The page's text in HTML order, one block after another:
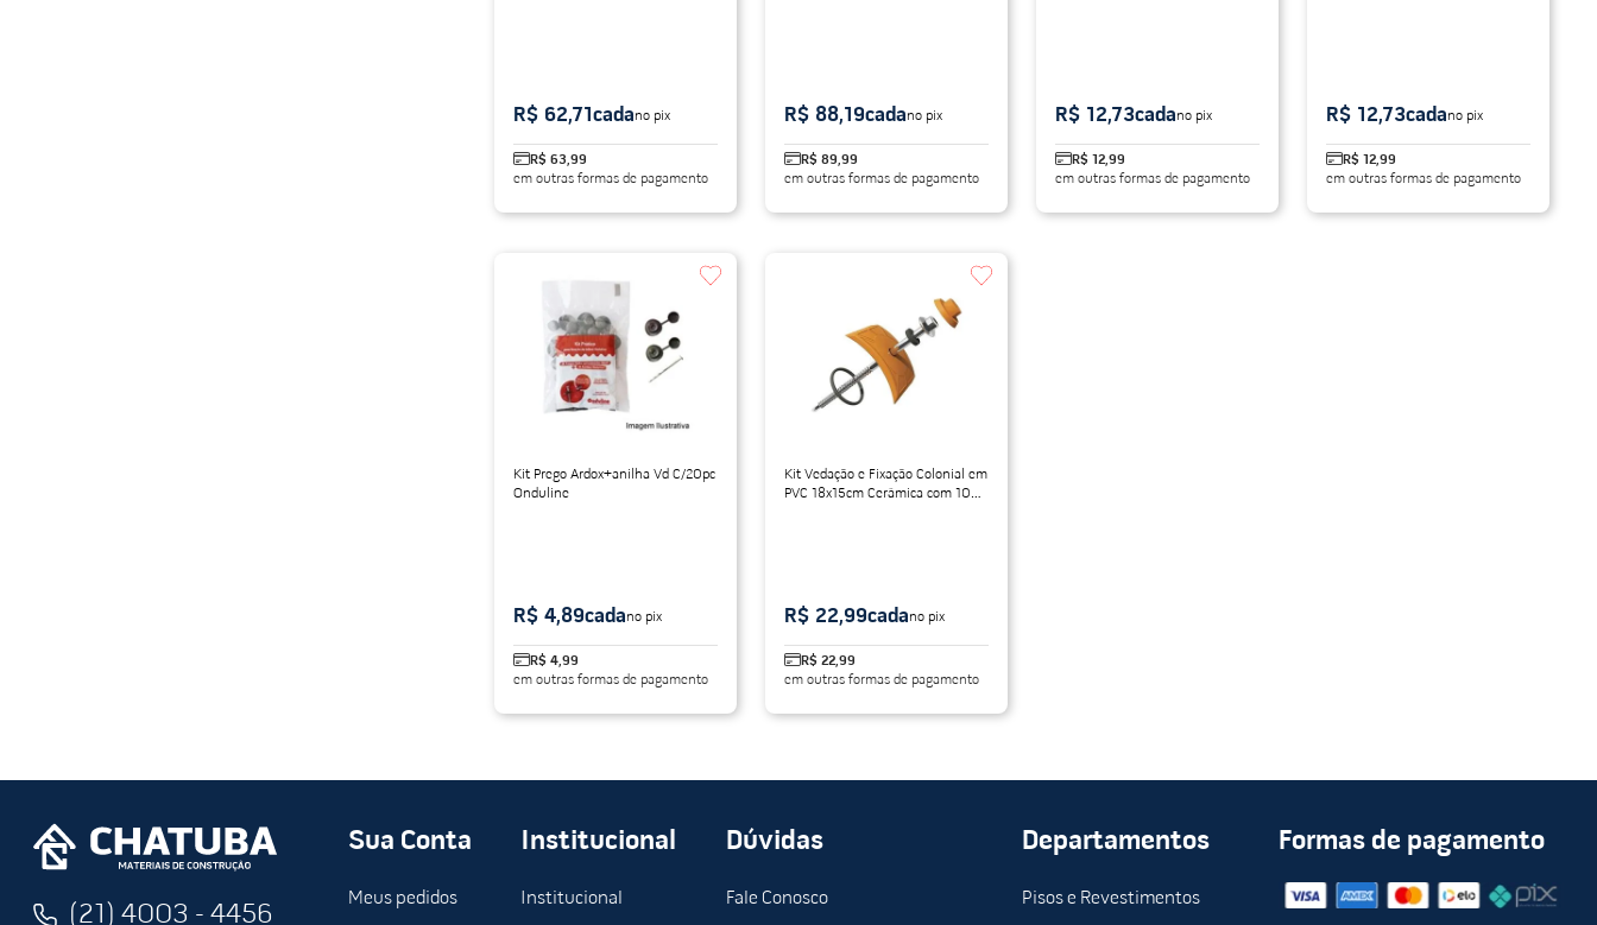
R$ 63,99
em outras formas de pagamento
R$ 62,71cadano pix
R$ 89,99
em outras formas de pagamento
R$ 88,19cadano pix
R$ 12,99
em outras formas de pagamento
R$ 12,73cadano pix
R$ 12,99
em outras formas de pagamento
R$ 12,73cadano pix
Kit Prego Ardox+anilha Vd C/20pc
Onduline
R$ 4,99
em outras formas de pagamento
R$ 4,89cadano pix
Kit Vedação e Fixação Colonial em
PVC 18x15cm Cerâmica com 10
R$ 22,99
em outras formas de pagamento
R$ 22,99cadano pix
(21) 4003 - 4456
Sua Conta
Meus pedidos
Institucional
Institucional
Dúvidas
Fale Conosco
Departamentos
Pisos e Revestimentos
Formas de pagamento